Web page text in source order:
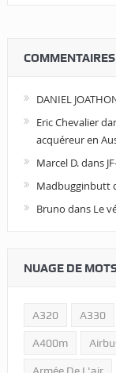
DANIEL
Eric Chevalier
acquéreur en
Marcel D.dans
Madbugginbutt
Bruno dans Le
NUAGE DE
A320 A330
A400m